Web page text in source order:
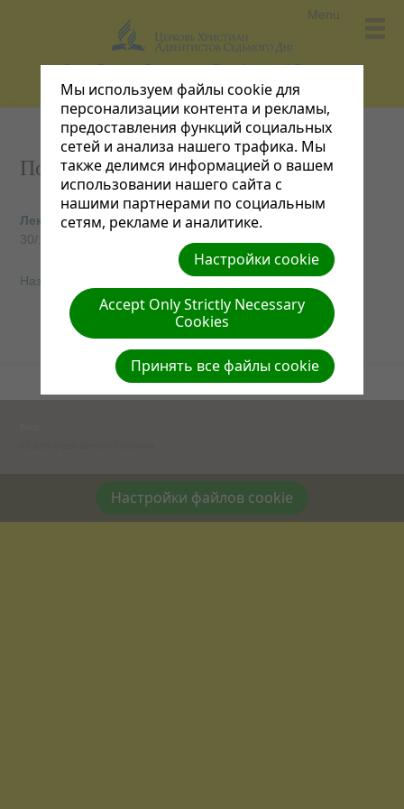
Отдел Детского Служения Евро-Азиатский Дивизион
Menu
Полезные советы
Лекарственные травы
30/10/2013
Назад в каталог Серии Контента
Мы используем файлы cookie для
персонализации контента и рекламы,
предоставления функций социальных
сетей и анализа нашего трафика. Мы
также делимся информацией о вашем
использовании нашего сайта с
нашими партнерами по социальным
сетям, рекламе и аналитике.
Настройки cookie
Accept Only Strictly Necessary
Cookies
Принять все файлы cookie
Настройки файлов cookie